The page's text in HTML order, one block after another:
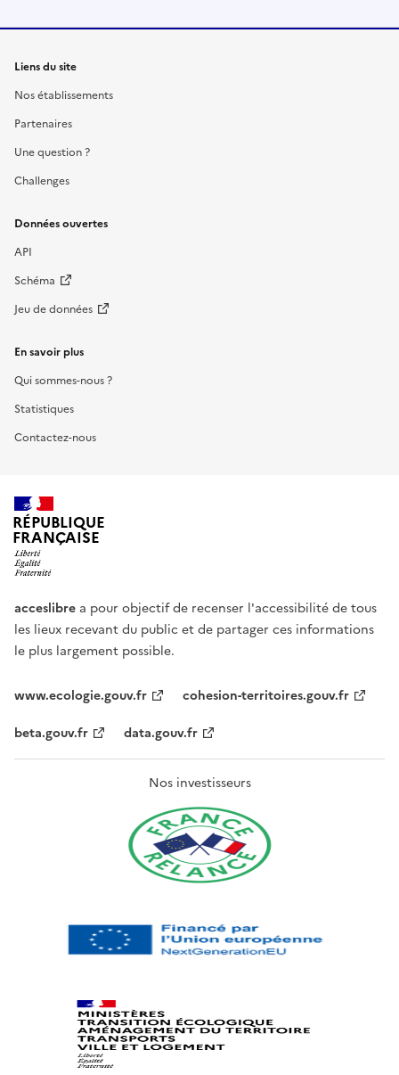
Liens du site
Nos établissements
Partenaires
Une question ?
Challenges
Données ouvertes
API
Schéma
Jeu de données
En savoir plus
Qui sommes-nous ?
Statistiques
Contactez-nous
RÉPUBLIQUE
FRANÇAISE
acceslibre a pour objectif de recenser l'accessibilité de tous
les lieux recevant du public et de partager ces informations
le plus largement possible.
www.ecologie.gouv.fr
cohesion-territoires.gouv.fr
beta.gouv.fr
data.gouv.fr
Nos investisseurs